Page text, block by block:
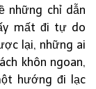
những chỉ dẫn
mất đi tự do
lại, những ai
khôn ngoan,
hướng đi lạc